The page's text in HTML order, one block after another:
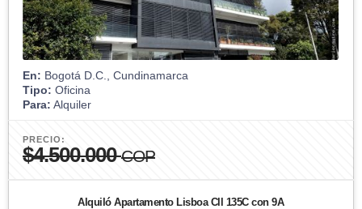
En: Bogotá D.C., Cundinamarca
Tipo: Oficina
Para: Alquiler
PRECIO:
$4.500.000COP
Alquiló Apartamento Lisboa Cll 135C con 9A